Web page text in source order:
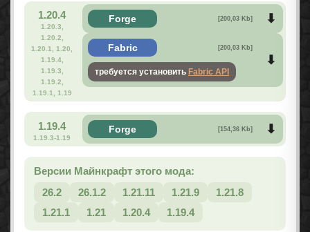
1.20.4
1.20.3,
1.20.2,
1.20.1, 1.20,
1.19.4,
1.19.3,
1.19.2,
1.19.1, 1.19
Forge [200,03 Kb]
Fabric [200,03 Kb]
требуется установить Fabric API
1.19.4
1.19.3-1.19
Forge [154,36 Kb]
Версии Майнкрафт этого мода:
26.2
26.1.2 1.21.11 1.21.9
1.21.8
1.21.1
1.21 1.20.4 1.19.4